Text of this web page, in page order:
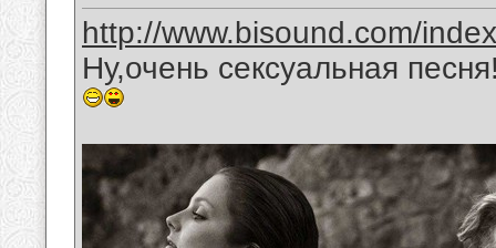
http://www.bisound.com/
Ну,очень сексуальная